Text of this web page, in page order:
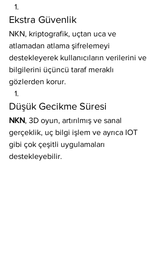
Ekstra Güvenlik
NKN, kriptografik, uçtan uca ve
atlamadan atlama şifrelemeyi
destekleyerek kullanıcıların verilerini ve
bilgilerini üçüncü taraf meraklı
gözlerden korur.
Düşük Gecikme Süresi
NKN, 3D oyun, artırılmış ve sanal
gerçeklik, uç bilgi işlem ve ayrıca IOT
gibi çok çeşitli uygulamaları
destekleyebilir.